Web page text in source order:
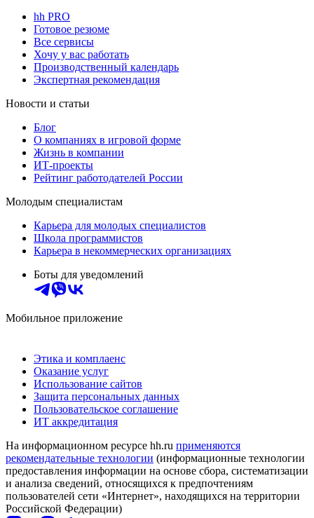
hh PRO
Готовое резюме
Все сервисы
Хочу у вас работать
Производственный календарь
Экспертная рекомендация
Новости и статьи
Блог
О компаниях в игровой форме
Жизнь в компании
ИТ-проекты
Рейтинг работодателей России
Молодым специалистам
Карьера для молодых специалистов
Школа программистов
Карьера в некоммерческих организациях
Боты для уведомлений
Мобильное приложение
Этика и комплаенс
Оказание услуг
Использование сайтов
Защита персональных данных
Пользовательское соглашение
ИТ аккредитация
На информационном ресурсе hh.ru применяются
рекомендательные технологии (информационные технологии
предоставления информации на основе сбора, систематизации
и анализа сведений, относящихся к предпочтениям
пользователей сети «Интернет», находящихся на территории
Российской Федерации)